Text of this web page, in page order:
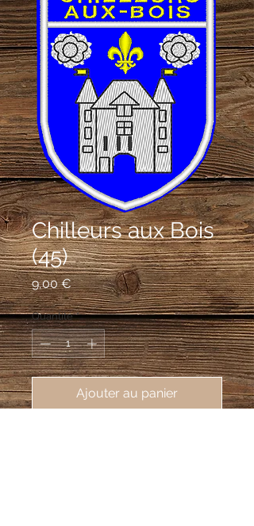
Chilleurs aux Bois
(45)
9,00 €Prix
Quantité *
Ajouter au panier